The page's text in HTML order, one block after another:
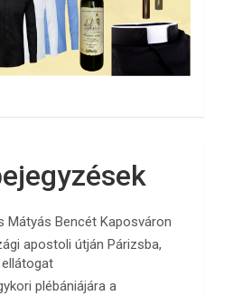
Mátyás Bencét Kaposváron
apostoli útján Párizsba,
plébániájára a